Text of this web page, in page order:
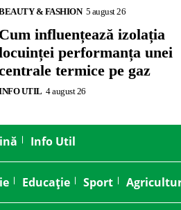
& FASHION 5 august 26
Cum influențează izolația
performanța unei
termice pe gaz
UTIL 4 august 26
Info Util
Educație Sport